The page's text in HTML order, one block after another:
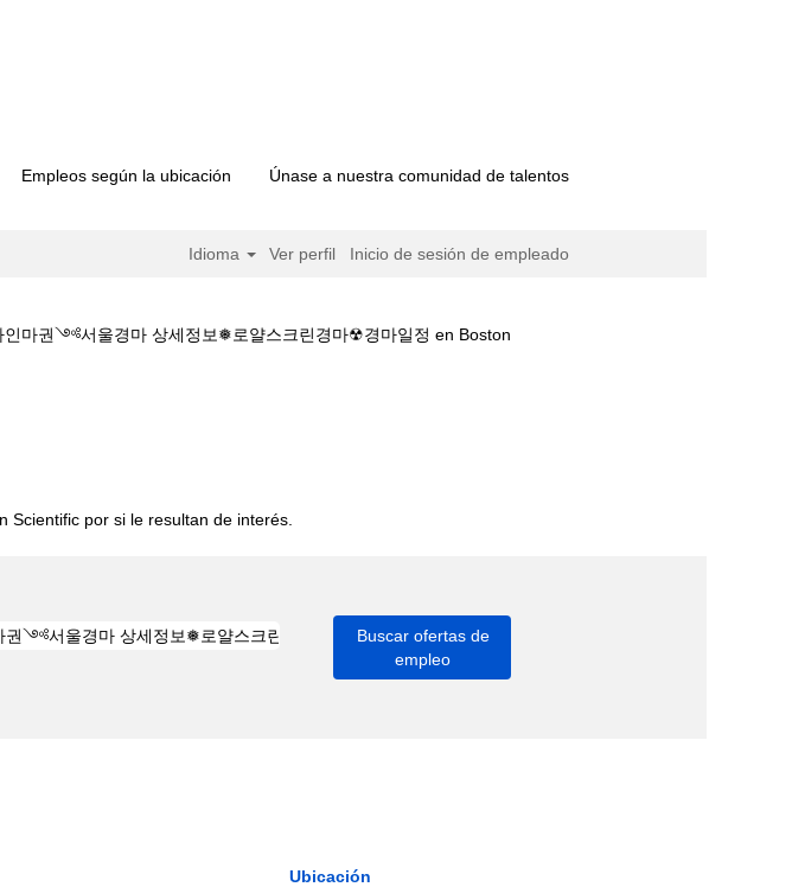
Empleos según la ubicación Únase a nuestra comunidad de talentos
Idioma Ver perfil Inicio de sesión de empleado
마권༺서울경마 상세정보❅로얄스크린경마☢경마일정 en Boston
Scientific por si le resultan de interés.
Ubicación